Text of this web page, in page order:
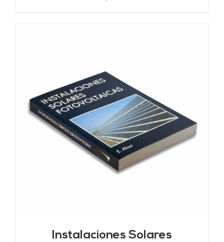
Instalaciones Solares